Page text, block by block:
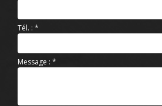
Tél. : *
Message : *